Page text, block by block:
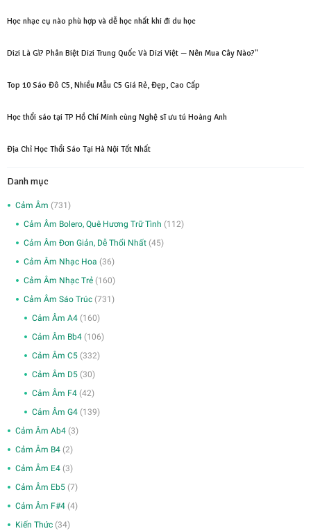
Học nhạc cụ nào phù hợp và dễ học nhất khi đi du học
Dizi Là Gì? Phân Biệt Dizi Trung Quốc Và Dizi Việt — Nên Mua Cây Nào?"
Top 10 Sáo Đô C5, Nhiều Mẫu C5 Giá Rẻ, Đẹp, Cao Cấp
Học thổi sáo tại TP Hồ Chí Minh cùng Nghệ sĩ ưu tú Hoàng Anh
Địa Chỉ Học Thổi Sáo Tại Hà Nội Tốt Nhất
Danh mục
Cảm Âm (731)
Cảm Âm Bolero, Quê Hương Trữ Tình (112)
Cảm Âm Đơn Giản, Dễ Thổi Nhất (45)
Cảm Âm Nhạc Hoa (36)
Cảm Âm Nhạc Trẻ (160)
Cảm Âm Sáo Trúc (731)
Cảm Âm A4 (160)
Cảm Âm Bb4 (106)
Cảm Âm C5 (332)
Cảm Âm D5 (30)
Cảm Âm F4 (42)
Cảm Âm G4 (139)
Cảm Âm Ab4 (3)
Cảm Âm B4 (2)
Cảm Âm E4 (3)
Cảm Âm Eb5 (7)
Cảm Âm F#4 (4)
Kiến Thức (34)